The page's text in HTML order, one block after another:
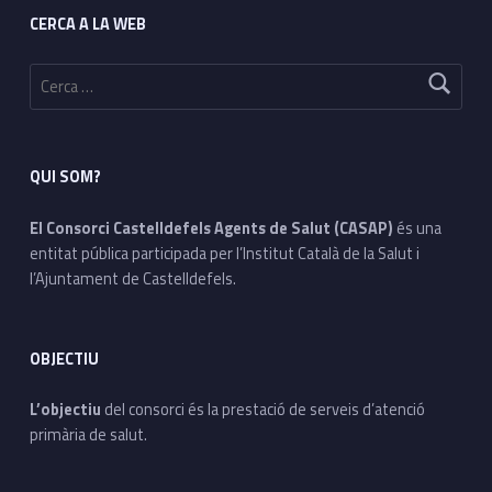
CERCA A LA WEB
Cerca:
QUI SOM?
El Consorci Castelldefels Agents de Salut (CASAP) és una
entitat pública participada per l’Institut Català de la Salut i
l’Ajuntament de Castelldefels.
OBJECTIU
L’objectiu del consorci és la prestació de serveis d’atenció
primària de salut.